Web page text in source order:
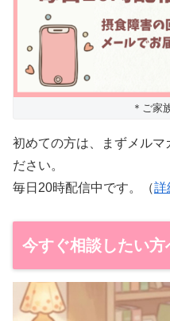
＊ご家
初めての方は、まずメルマ
ださい。
毎日20時配信中です。（詳
今すぐ相談したい方